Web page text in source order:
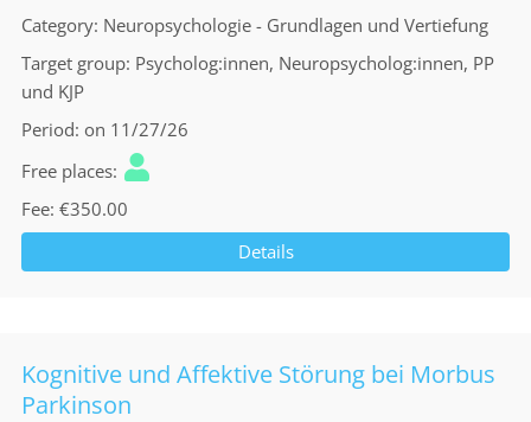
Category Neuropsychologie - Grundlagen und Vertiefung
Target group Psycholog:innen, Neuropsycholog:innen, PP
und KJP
Period on 11/27/26
Free places
Fee €350.00
Details
Kognitive und Affektive Störung bei Morbus
Parkinson